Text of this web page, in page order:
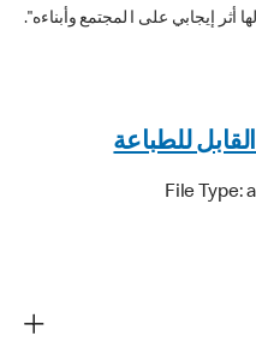
أثر إيجابي على ا لمجتمع وأبناءه".
File Type: